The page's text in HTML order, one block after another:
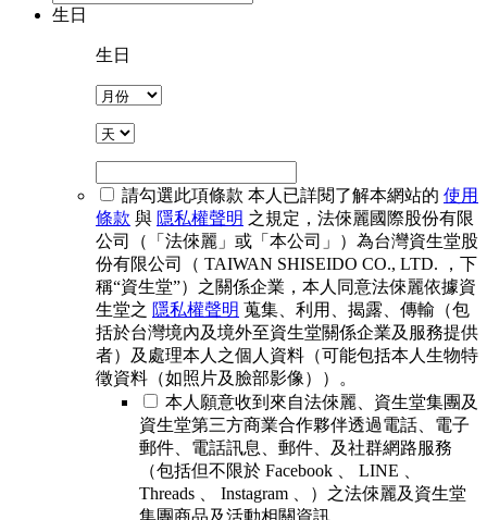
生日
生日
請勾選此項條款 本人已詳閱了解本網站的 使用
條款 與 隱私權聲明 之規定，法倈麗國際股份有限
公司（「法倈麗」或「本公司」）為台灣資生堂股
份有限公司（ TAIWAN SHISEIDO CO., LTD. ，下
稱“資生堂”）之關係企業，本人同意法倈麗依據資
生堂之 隱私權聲明 蒐集、利用、揭露、傳輸（包
括於台灣境內及境外至資生堂關係企業及服務提供
者）及處理本人之個人資料（可能包括本人生物特
徵資料（如照片及臉部影像））。
本人願意收到來自法倈麗、資生堂集團及
資生堂第三方商業合作夥伴透過電話、電子
郵件、電話訊息、郵件、及社群網路服務
（包括但不限於 Facebook 、 LINE 、
Threads 、 Instagram 、）之法倈麗及資生堂
集團商品及活動相關資訊。